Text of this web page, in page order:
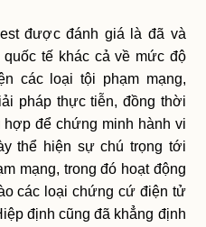
được đánh giá là đã và
tế khác cả về mức độ
các loại tội phạm mạng,
pháp thực tiễn, đồng thời
để chứng minh hành vi
thể hiện sự chú trọng tới
mạng, trong đó hoạt động
các loại chứng cứ điện tử
định cũng đã khẳng định